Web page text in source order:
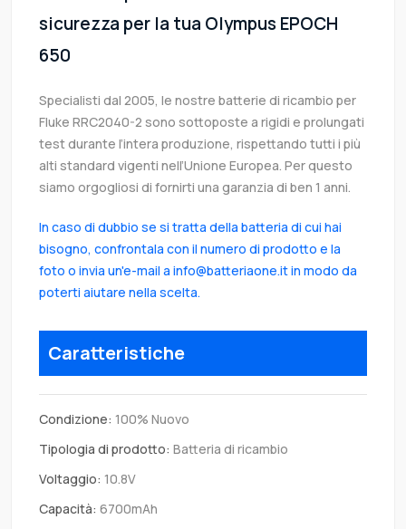
sicurezza per la tua Olympus EPOCH
650
Specialisti dal 2005, le nostre batterie di ricambio per
Fluke RRC2040-2 sono sottoposte a rigidi e prolungati
test durante l’intera produzione, rispettando tutti i più
alti standard vigenti nell’Unione Europea. Per questo
siamo orgogliosi di fornirti una garanzia di ben 1 anni.
In caso di dubbio se si tratta della batteria di cui hai
bisogno, confrontala con il numero di prodotto e la
foto o invia un'e-mail a info@batteriaone.it in modo da
poterti aiutare nella scelta.
Caratteristiche
Condizione: 100% Nuovo
Tipologia di prodotto: Batteria di ricambio
Voltaggio: 10.8V
Capacità: 6700mAh